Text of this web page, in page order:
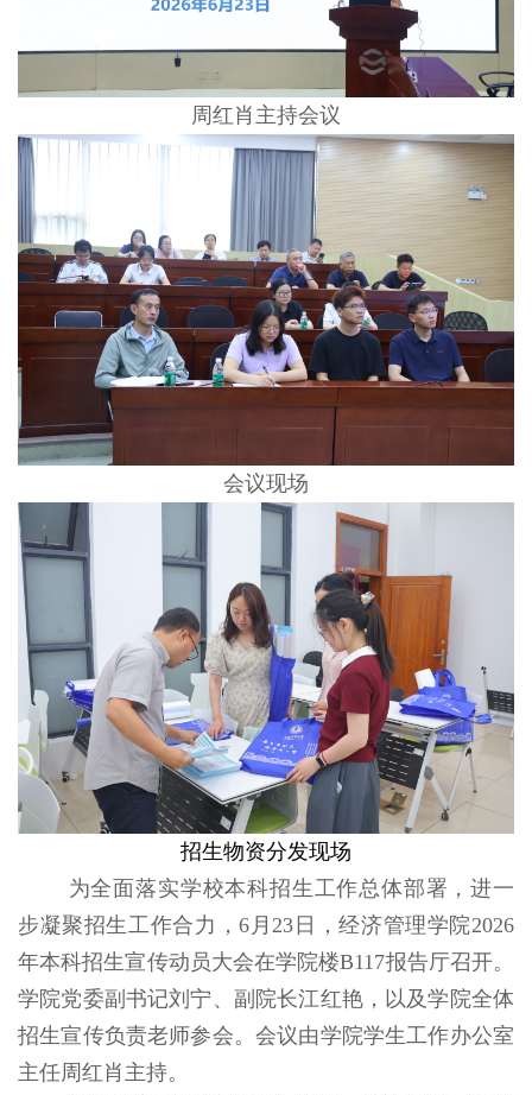
周红肖主持会议
会议现场
招生物资分发现场
为全面落实学校本科招生工作总体部署，进一
步凝聚招生工作合力，6 月 23 日，经济管理学院2026
年本科招生宣传动员大会在学院楼B117报告厅召开。
学院党委副书记刘宁、副院长江红艳，以及学院全体
招生宣传负责老师参会。会议由学院学生工作办公室
主任周红肖主持。